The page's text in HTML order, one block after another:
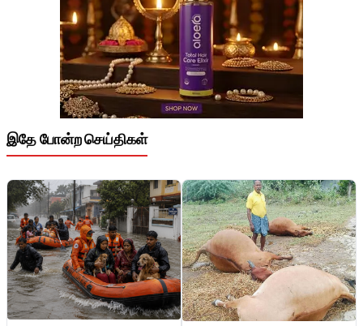
இதே போன்ற செய்திகள்